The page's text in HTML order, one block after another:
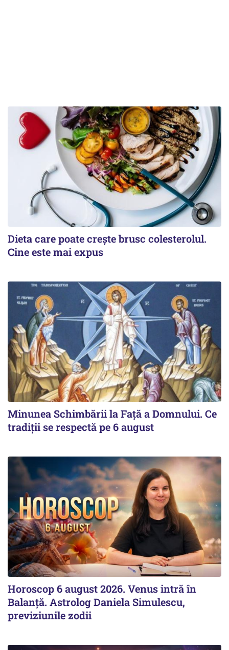
Dieta care poate crește brusc colesterolul.
Cine este mai expus
Minunea Schimbării la Față a Domnului. Ce
tradiții se respectă pe 6 august
Horoscop 6 august 2026. Venus intră în
Balanță. Astrolog Daniela Simulescu,
previziunile zodii